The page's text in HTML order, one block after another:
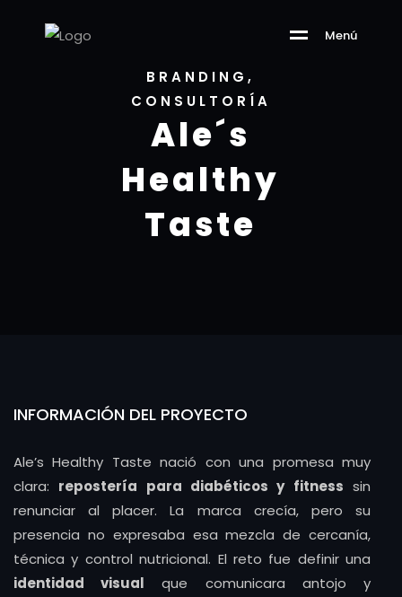
Menú
BRANDING,
CONSULTORÍA
Ale´s
Healthy
Taste
INFORMACIÓN DEL PROYECTO
Ale’s Healthy Taste nació con una promesa muy
clara: repostería para diabéticos y fitness sin
renunciar al placer. La marca crecía, pero su
presencia no expresaba esa mezcla de cercanía,
técnica y control nutricional. El reto fue definir una
identidad visual que comunicara antojo y